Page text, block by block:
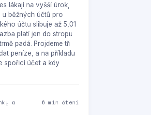
lákají na vyšší úrok,
u běžných účtů pro
účtu slibuje až 5,01
platí jen do stropu
padá. Projdeme tři
peníze, a na příkladu
spořicí účet a kdy
a
6 min čtení